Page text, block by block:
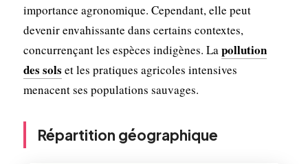
importance agronomique. Cependant, elle peut
devenir envahissante dans certains contextes,
concurrençant les espèces indigènes. Lapollution
des sols et les pratiques agricoles intensives
menacent ses populations sauvages.
Répartition géographique